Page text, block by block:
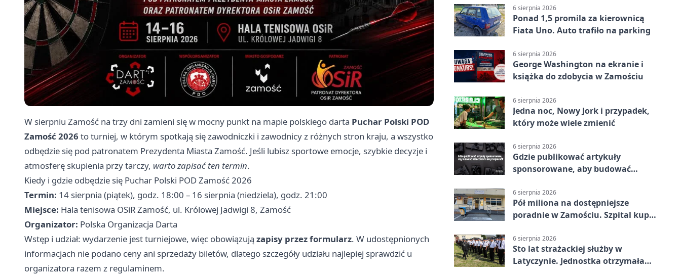
W sierpniu Zamość na trzy dni zamieni się w mocny punkt na mapie polskiego darta Puchar Polski POD
Zamość 2026 to turniej, w którym spotkają się zawodniczki i zawodnicy z różnych stron kraju, a wszystko
odbędzie się pod patronatem Prezydenta Miasta Zamość. Jeśli lubisz sportowe emocje, szybkie decyzje i
atmosferę skupienia przy tarczy, warto zapisać ten termin.
Kiedy i gdzie odbędzie się Puchar Polski POD Zamość 2026
Termin: 14 sierpnia (piątek), godz. 18:00 – 16 sierpnia (niedziela), godz. 21:00
Miejsce: Hala tenisowa OSiR Zamość, ul. Królowej Jadwigi 8, Zamość
Organizator: Polska Organizacja Darta
Wstęp i udział: wydarzenie jest turniejowe, więc obowiązują zapisy przez formularz. W udostępnionych
informacjach nie podano ceny ani sprzedaży biletów, dlatego szczegóły udziału najlepiej sprawdzić u
organizatora razem z regulaminem.
6 sierpnia 2026
Ponad 1,5 promila za kierownicą
Fiata Uno. Auto trafiło na parking
6 sierpnia 2026
George Washington na ekranie i
książka do zdobycia w Zamościu
6 sierpnia 2026
Jedna noc, Nowy Jork i przypadek,
który może wiele zmienić
6 sierpnia 2026
Gdzie publikować artykuły
sponsorowane, aby budować
6 sierpnia 2026
Pół miliona na dostępniejsze
poradnie w Zamościu. Szpital kupi
6 sierpnia 2026
Sto lat strażackiej służby w
Latyczynie. Jednostka otrzymała